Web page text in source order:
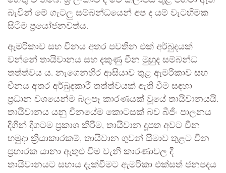
බැවින් මේ ගැටලු සම්බන්ධයෙන් අප ද යම් වැටහීමක
සිටීම ප්‍රයෝජනවත්ය.
ඇමරිකාව සහ චීනය අතර පවතින එක් අර්බුදයක්
වන්නේ තායිවානය සහ දකුණු චීන මුහුද සම්බන්ධ
තත්ත්වය ය. නැගෙනහිර ආසියාව තුළ ඇමරිකාව සහ
චීනය අතර අර්බුදකාරී තත්ත්වයක් ඇති වීම සඳහා
ප්‍රධාන වශයෙන්ම බලපෑ කාරණයක් වූයේ තායිවානයයි.
තායිවානය යනු චීනයේම කොටසක් බව බීජිං පාලනය
දිගින් දිගටම ප්‍රකාශ කිරීම, තායිවාන දූපත අවට චීන
හමුදා ක්‍රියාකාරකම්, තායිවාන ගුවන් සීමාව තුළට චීන
ප්‍රහාරක යානා ඇතුළු වීම වැනි කාරණාවල දී
තායිවානයට සහාය දැක්වීමට ඇමරිකා එක්සත් ජනපදය